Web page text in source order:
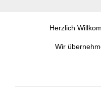
Herzlich
Wir